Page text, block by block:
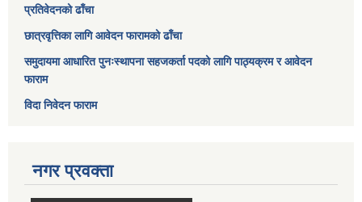
प्रतिवेदनको ढाँचा
छात्रवृत्तिका लागि आवेदन फारामको ढाँचा
समुदायमा आधारित पुनःस्थापना सहजकर्ता पदको लागि पाठ्यक्रम र आवेदन
फाराम
विदा निवेदन फाराम
नगर प्रवक्ता